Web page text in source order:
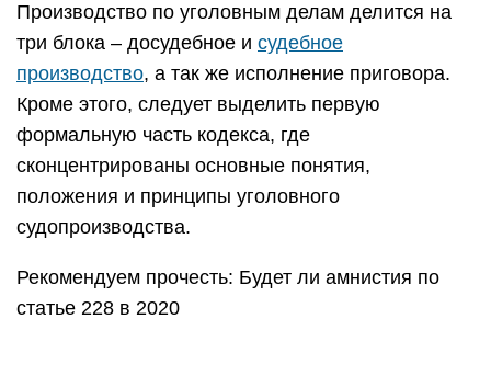
Производство по уголовным делам делится на
три блока – досудебное и судебное
производство, а так же исполнение приговора.
Кроме этого, следует выделить первую
формальную часть кодекса, где
сконцентрированы основные понятия,
положения и принципы уголовного
судопроизводства.
Рекомендуем прочесть: Будет ли амнистия по
статье 228 в 2020